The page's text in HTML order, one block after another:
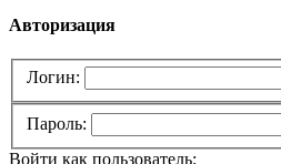
Авторизация
Логин:
Пароль:
Войти как пользователь: